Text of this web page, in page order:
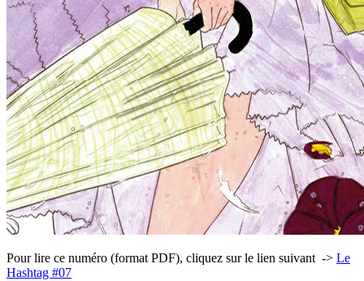
Pour lire ce numéro (format PDF), cliquez sur le lien suivant -> Le
Hashtag #07